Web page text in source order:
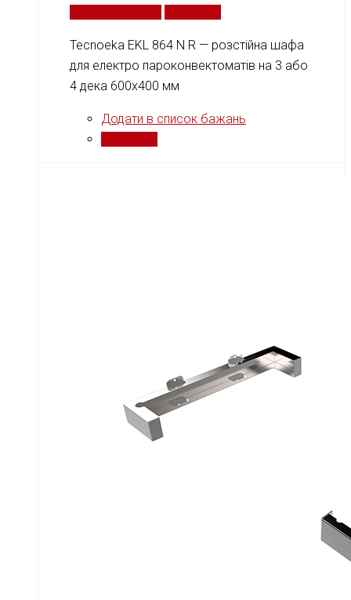
Tecnoeka EKL 864 N R — розстійна шафа
для електро пароконвектоматів на 3 або
4 дека 600x400 мм
Додати в список бажань